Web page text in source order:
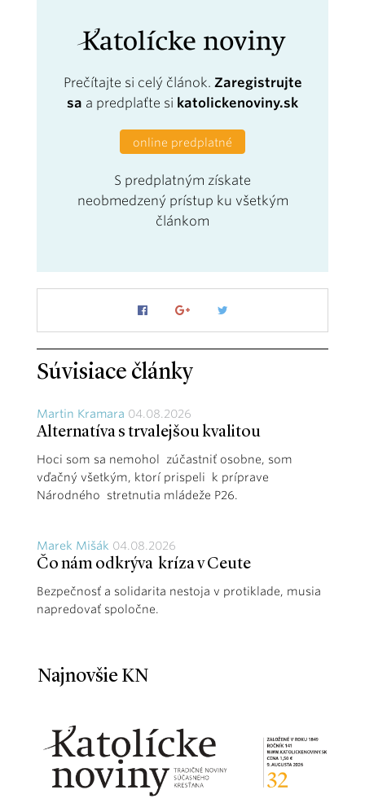
Prečítajte si celý článok. Zaregistrujte
sa a predplaťte si katolickenoviny.sk
online predplatné
S predplatným získate
neobmedzený prístup ku všetkým
článkom
Súvisiace články
Martin Kramara 04.08.2026
Alternatíva s trvalejšou kvalitou
Hoci som sa nemohol zúčastniť osobne, som
vďačný všetkým, ktorí prispeli k príprave
Národného stretnutia mládeže P26.
Marek Mišák 04.08.2026
Čo nám odkrýva kríza v Ceute
Bezpečnosť a solidarita nestoja v protiklade, musia
napredovať spoločne.
Najnovšie KN